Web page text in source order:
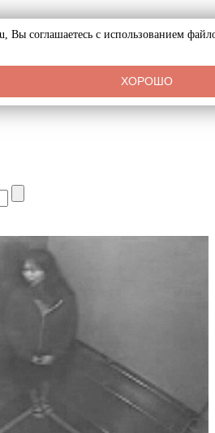
Вы соглашаетесь с использованием
ХОРОШО